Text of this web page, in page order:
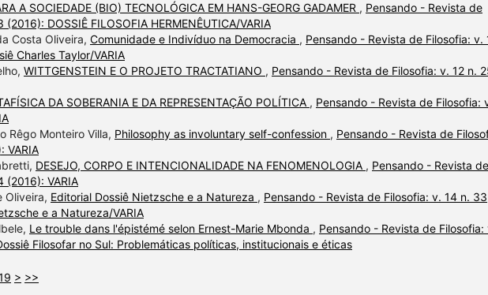
A SOCIEDADE (BIO) TECNOLÓGICA EM HANS-GEORG GADAMER , Pensando - Revista de
(2016): DOSSIÊ FILOSOFIA HERMENÊUTICA/VARIA
Costa Oliveira, Comunidade e Indivíduo na Democracia , Pensando - Revista de Filosofia: v.
Charles Taylor/VARIA
WITTGENSTEIN E O PROJETO TRACTATIANO , Pensando - Revista de Filosofia: v. 12 n.
DA SOBERANIA E DA REPRESENTAÇÃO POLÍTICA , Pensando - Revista de Filosofia:
Rêgo Monteiro Villa, Philosophy as involuntary self-confession , Pensando - Revista de
VARIA
DESEJO, CORPO E INTENCIONALIDADE NA FENOMENOLOGIA , Pensando - Revista de
(2016): VARIA
Oliveira, Editorial Dossiê Nietzsche e a Natureza , Pensando - Revista de Filosofia: v. 14 n. 33
e a Natureza/VARIA
Le trouble dans l'épistémé selon Ernest-Marie Mbonda , Pensando - Revista de Filosofia:
Filosofar no Sul: Problemáticas políticas, institucionais e éticas
> >>